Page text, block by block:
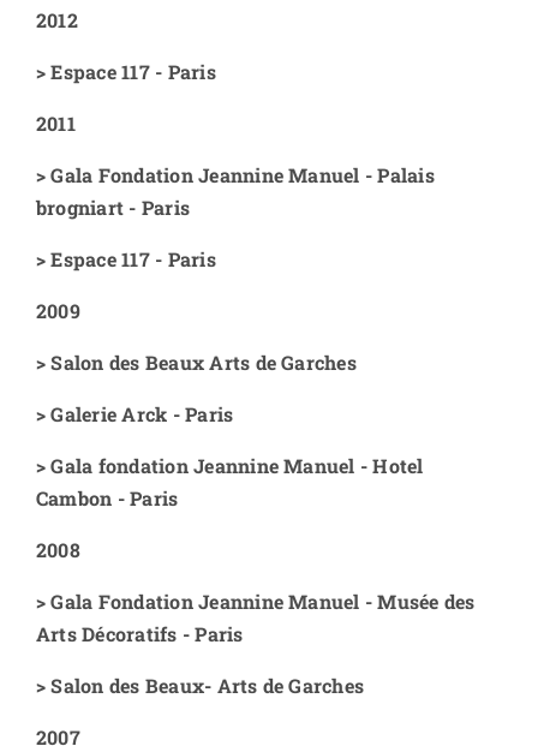
2012
>Espace 117 - Paris
2011
>Gala Fondation Jeannine Manuel - Palais
brogniart - Paris
>Espace 117 - Paris
2009
>Salon des Beaux Arts de Garches
>Galerie Arck - Paris
>Gala fondation Jeannine Manuel - Hotel
Cambon - Paris
2008
>Gala Fondation Jeannine Manuel - Musée des
Arts Décoratifs - Paris
>Salon des Beaux- Arts de Garches
2007